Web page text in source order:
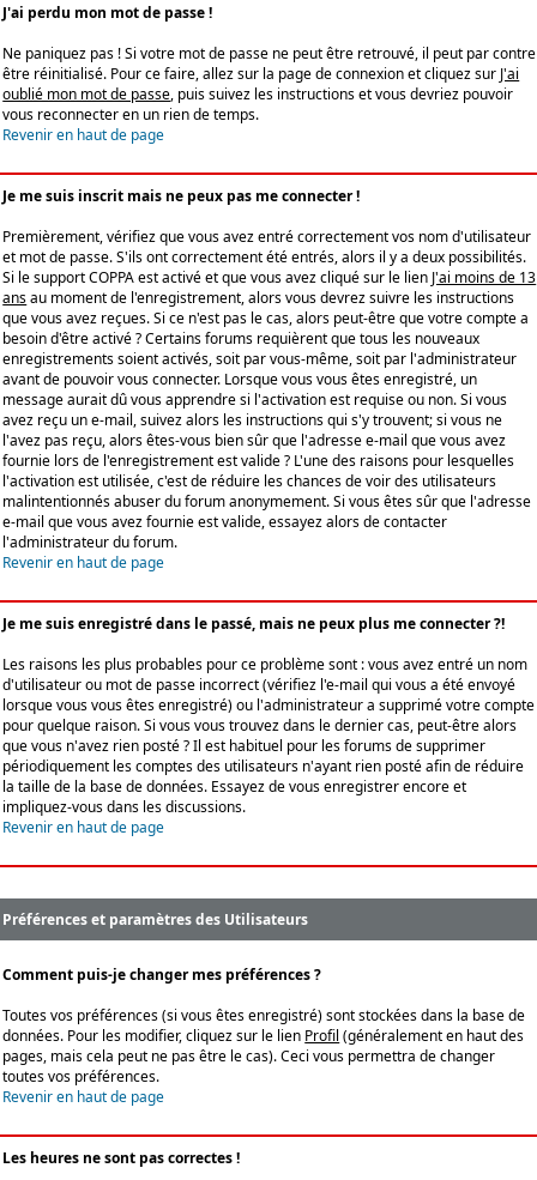
J'ai perdu mon mot de passe !
Ne paniquez pas ! Si votre mot de passe ne peut être retrouvé, il peut par contre
être réinitialisé. Pour ce faire, allez sur la page de connexion et cliquez sur J'ai
oublié mon mot de passe, puis suivez les instructions et vous devriez pouvoir
vous reconnecter en un rien de temps.
Revenir en haut de page
Je me suis inscrit mais ne peux pas me connecter !
Premièrement, vérifiez que vous avez entré correctement vos nom d'utilisateur
et mot de passe. S'ils ont correctement été entrés, alors il y a deux possibilités.
Si le support COPPA est activé et que vous avez cliqué sur le lien J'ai moins de 13
ansau moment de l'enregistrement, alors vous devrez suivre les instructions
que vous avez reçues. Si ce n'est pas le cas, alors peut-être que votre compte a
besoin d'être activé ? Certains forums requièrent que tous les nouveaux
enregistrements soient activés, soit par vous-même, soit par l'administrateur
avant de pouvoir vous connecter. Lorsque vous vous êtes enregistré, un
message aurait dû vous apprendre si l'activation est requise ou non. Si vous
avez reçu un e-mail, suivez alors les instructions qui s'y trouvent; si vous ne
l'avez pas reçu, alors êtes-vous bien sûr que l'adresse e-mail que vous avez
fournie lors de l'enregistrement est valide ? L'une des raisons pour lesquelles
l'activation est utilisée, c'est de réduire les chances de voir des utilisateurs
malintentionnés abuser du forum anonymement. Si vous êtes sûr que l'adresse
e-mail que vous avez fournie est valide, essayez alors de contacter
l'administrateur du forum.
Revenir en haut de page
Je me suis enregistré dans le passé, mais ne peux plus me connecter ?!
Les raisons les plus probables pour ce problème sont : vous avez entré un nom
d'utilisateur ou mot de passe incorrect (vérifiez l'e-mail qui vous a été envoyé
lorsque vous vous êtes enregistré) ou l'administrateur a supprimé votre compte
pour quelque raison. Si vous vous trouvez dans le dernier cas, peut-être alors
que vous n'avez rien posté ? Il est habituel pour les forums de supprimer
périodiquement les comptes des utilisateurs n'ayant rien posté afin de réduire
la taille de la base de données. Essayez de vous enregistrer encore et
impliquez-vous dans les discussions.
Revenir en haut de page
Préférences et paramètres des Utilisateurs
Comment puis-je changer mes préférences ?
Toutes vos préférences (si vous êtes enregistré) sont stockées dans la base de
données. Pour les modifier, cliquez sur le lien Profil (généralement en haut des
pages, mais cela peut ne pas être le cas). Ceci vous permettra de changer
toutes vos préférences.
Revenir en haut de page
Les heures ne sont pas correctes !